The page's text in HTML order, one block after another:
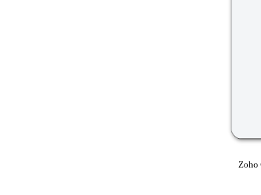
Zoho